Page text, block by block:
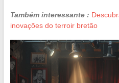
Também interessante :
inovações do terroir bretão